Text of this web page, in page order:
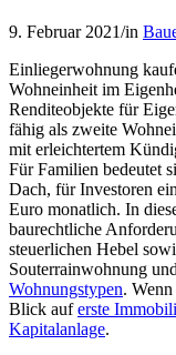
9. Februar 2021/in
Einliegerwohnung
Wohneinheit im
Renditeobjekte für
fähig als zweite
mit erleichtertem
Für Familien bedeutet
Dach, für Investoren
Euro monatlich. In
baurechtliche
steuerlichen Hebel
Souterrainwohnung
Wohnungstypen.
Blick auferste
Kapitalanlage.